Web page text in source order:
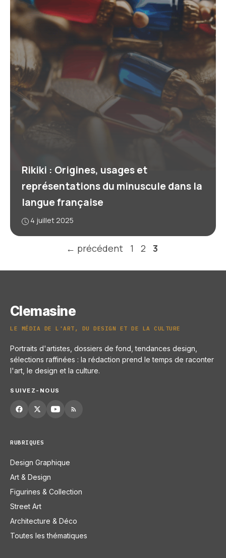
Rikiki : Origines, usages et
représentations du minuscule dans la
langue française
4 juillet 2025
← précédent Page
1 Page
2 Page
3
Clemasine
LE MÉDIA DE L'ART, DU DESIGN ET DE LA CULTURE
Portraits d'artistes, dossiers de fond, tendances design,
sélections raffinées : la rédaction prend le temps de raconter
l'art, le design et la culture.
SUIVEZ-NOUS
RUBRIQUES
Design Graphique
Art & Design
Figurines & Collection
Street Art
Architecture & Déco
Toutes les thématiques